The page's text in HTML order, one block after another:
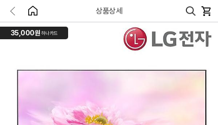
상품상세
35,000원 하나카드